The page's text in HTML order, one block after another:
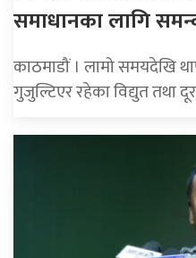
समाधानका लागि
काठमाडौं । लामो समयदेखि
गुजुल्टिएर रहेका विद्युत तथा